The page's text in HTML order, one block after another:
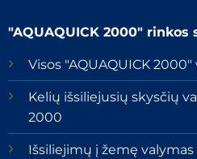
"AQUAQUICK 2000" rinkos
Visos "AQUAQUICK
Kelių išsiliejusių skysčių
2000
Išsiliejimų į žemę valymas